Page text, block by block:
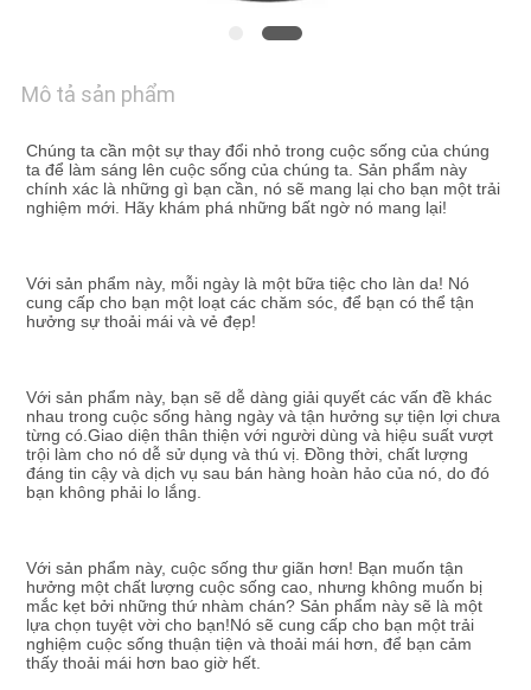
LIÊN
VỚI
CHÚNG
TIN
YÊU
CẦU
ĐẶT
GIÁ
SƠ
ĐỒ
Mô tả sản phẩm
Chúng ta cần một sự thay đổi nhỏ trong cuộc sống của chúng
ta để làm sáng lên cuộc sống của chúng ta. Sản phẩm này
chính xác là những gì bạn cần, nó sẽ mang lại cho bạn một trải
nghiệm mới. Hãy khám phá những bất ngờ nó mang lại!
Với sản phẩm này, mỗi ngày là một bữa tiệc cho làn da! Nó
cung cấp cho bạn một loạt các chăm sóc, để bạn có thể tận
hưởng sự thoải mái và vẻ đẹp!
Với sản phẩm này, bạn sẽ dễ dàng giải quyết các vấn đề khác
nhau trong cuộc sống hàng ngày và tận hưởng sự tiện lợi chưa
từng có.Giao diện thân thiện với người dùng và hiệu suất vượt
trội làm cho nó dễ sử dụng và thú vị. Đồng thời, chất lượng
đáng tin cậy và dịch vụ sau bán hàng hoàn hảo của nó, do đó
bạn không phải lo lắng.
Với sản phẩm này, cuộc sống thư giãn hơn! Bạn muốn tận
hưởng một chất lượng cuộc sống cao, nhưng không muốn bị
mắc kẹt bởi những thứ nhàm chán? Sản phẩm này sẽ là một
lựa chọn tuyệt vời cho bạn!Nó sẽ cung cấp cho bạn một trải
nghiệm cuộc sống thuận tiện và thoải mái hơn, để bạn cảm
thấy thoải mái hơn bao giờ hết.